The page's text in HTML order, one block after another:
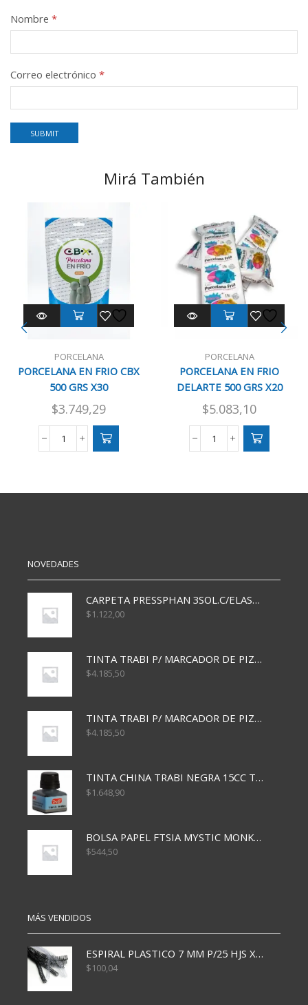
Nombre *
Correo electrónico *
Mirá También
PORCELANA
PORCELANA EN FRIO CBX
500 GRS X30
$3.749,29
PORCELANA
500
PORCELANA
PORCELANA EN FRIO
DELARTE 500 GRS X20
$5.083,10
PORCELANA
500
NOVEDADES
CARPETA PRESSPHAN 3SOL.C/ELAST MARRON A4 P01A
$1.122,00
TINTA TRABI P/ MARCADOR DE PIZARRA x30ml AZUL
$4.185,50
TINTA TRABI P/ MARCADOR DE PIZARRA x30ml ROJO
$4.185,50
TINTA CHINA TRABI NEGRA 15CC TR3460
$1.648,90
BOLSA PAPEL FTSIA MYSTIC MONKEY 14/08/20
$544,50
MÁS VENDIDOS
ESPIRAL PLASTICO 7 MM P/25 HJS X50x3000
$100,04